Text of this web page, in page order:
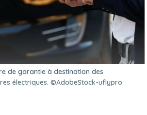
de garantie à destination des
électriques. ©AdobeStock-uflypro